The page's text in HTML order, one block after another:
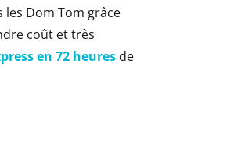
Dom Tom grâce
coût et très
en 72 heuresde